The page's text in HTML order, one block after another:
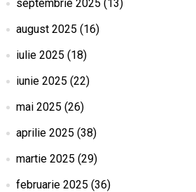
septembrie 2025 (13)
august 2025 (16)
iulie 2025 (18)
iunie 2025 (22)
mai 2025 (26)
aprilie 2025 (38)
martie 2025 (29)
februarie 2025 (36)